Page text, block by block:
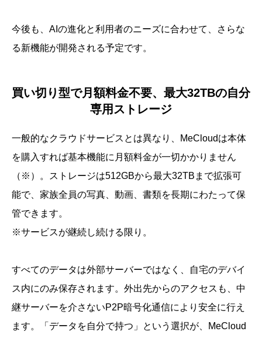
今後も、AIの進化と利用者のニーズに合わせて、さらな
る新機能が開発される予定です。
買い切り型で月額料金不要、最大32TBの自分
専用ストレージ
一般的なクラウドサービスとは異なり、MeCloudは本体
を購入すれば基本機能に月額料金が一切かかりません
（※）。ストレージは512GBから最大32TBまで拡張可
能で、家族全員の写真、動画、書類を長期にわたって保
管できます。
※サービスが継続し続ける限り。
すべてのデータは外部サーバーではなく、自宅のデバイ
ス内にのみ保存されます。外出先からのアクセスも、中
継サーバーを介さないP2P暗号化通信により安全に行え
ます。「データを自分で持つ」という選択が、MeCloud